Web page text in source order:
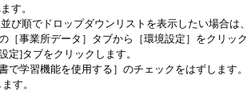
す。
並び順でドロップダウンリストを表示したい場合
［事業所データ］タブから［環境設定］をクリッ
定]タブをクリックします。
で学習機能を使用する］のチェックをはずします。
す。